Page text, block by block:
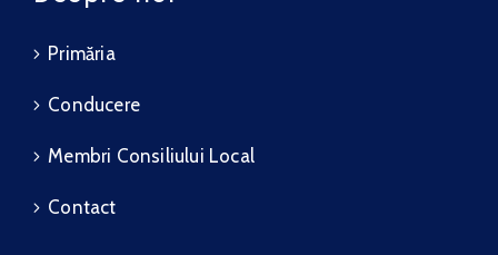
Primăria
Conducere
Membri Consiliului Local
Contact